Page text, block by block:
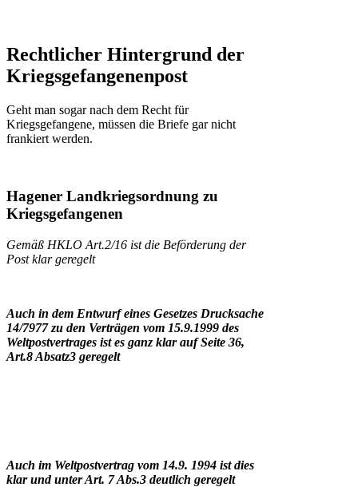
Rechtlicher Hintergrund der
Kriegsgefangenenpost
Geht man sogar nach dem Recht für
Kriegsgefangene, müssen die Briefe gar nicht
frankiert werden.
Hagener Landkriegsordnung zu
Kriegsgefangenen
Gemäß HKLO Art.2/16 ist die Beförderung der
Post klar geregelt
Auch in dem Entwurf eines Gesetzes Drucksache
14/7977 zu den Verträgen vom 15.9.1999 des
Weltpostvertrages ist es ganz klar auf Seite 36,
Art.8 Absatz3 geregelt
Auch im Weltpostvertrag vom 14.9. 1994 ist dies
klar und unter Art. 7 Abs.3 deutlich geregelt